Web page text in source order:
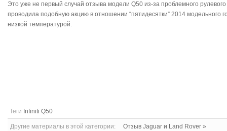
Это уже не первый случай отзыва модели Q50 из-за проблемного
проводила подобную акцию в отношении “пятидесятки” 2014 модельного
низкой температурой.
Теги Infiniti Q50
Другие материалы в этой категории: Отзыв Jaguar и Land Rover »